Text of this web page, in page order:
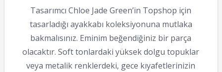
Tasarımcı Chloe Jade Green’in Topshop için
tasarladığı ayakkabı koleksiyonuna mutlaka
bakmalısınız. Eminim beğendiğiniz bir parça
olacaktır. Soft tonlardaki yüksek dolgu topuklar
veya metalik renklerdeki, gece kıyafetlerinizin